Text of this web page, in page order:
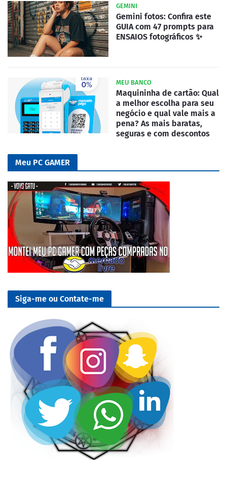
GEMINI
Gemini fotos: Confira este
GUIA com 47 prompts para
ENSAIOS fotográficos ✨
MEU BANCO
Maquininha de cartão: Qual
a melhor escolha para seu
negócio e qual vale mais a
pena? As mais baratas,
seguras e com descontos
Meu PC GAMER
Siga-me ou Contate-me